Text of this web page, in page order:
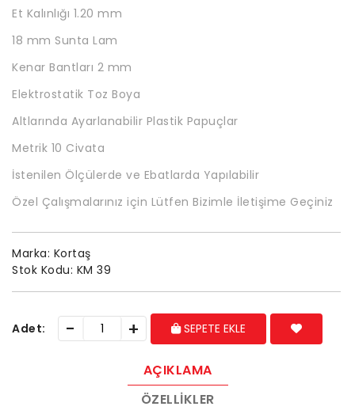
Et Kalınlığı 1.20 mm
18 mm Sunta Lam
Kenar Bantları 2 mm
Elektrostatik Toz Boya
Altlarında Ayarlanabilir Plastik Papuçlar
Metrik 10 Civata
İstenilen Ölçülerde ve Ebatlarda Yapılabilir
Özel Çalışmalarınız için Lütfen Bizimle İletişime Geçiniz
Marka: Kortaş
Stok Kodu: KM 39
Adet: - + SEPETE EKLE
AÇIKLAMA
ÖZELLIKLER